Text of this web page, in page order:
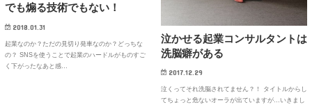
でも煽る技術でもない！
2018.01.31
起業なのか？ただの見切り発車なのか？どっちな
の？ SNSを使うことで起業のハードルがものすご
く下がったなあと感…
泣かせる起業コンサルタントは
洗脳癖がある
2017.12.29
泣くってそれ洗脳されてません？！ タイトルからし
てちょっと危ないオーラが出ていますが…いきまし